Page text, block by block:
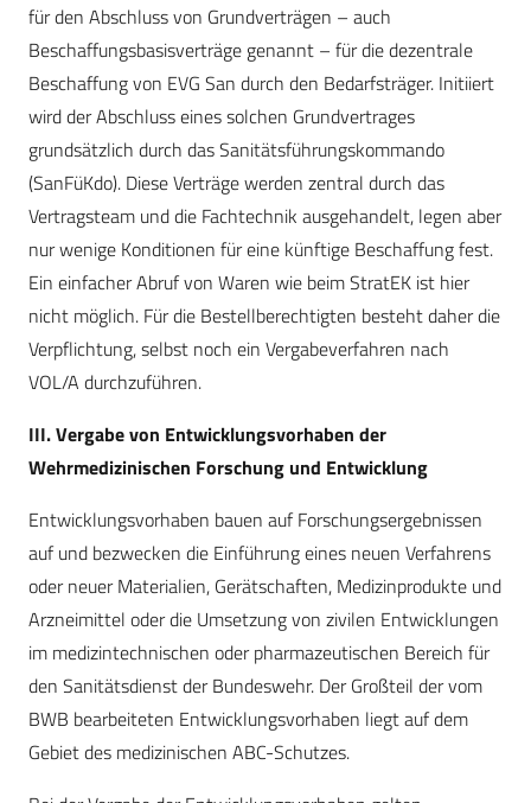
für den Abschluss von Grundverträgen – auch
Beschaffungsbasisverträge genannt – für die dezentrale
Beschaffung von EVG San durch den Bedarfsträger. Initiiert
wird der Abschluss eines solchen Grundvertrages
grundsätzlich durch das Sanitätsführungskommando
(SanFüKdo). Diese Verträge werden zentral durch das
Vertragsteam und die Fachtechnik ausgehandelt, legen aber
nur wenige Konditionen für eine künftige Beschaffung fest.
Ein einfacher Abruf von Waren wie beim StratEK ist hier
nicht möglich. Für die Bestellberechtigten besteht daher die
Verpflichtung, selbst noch ein Vergabeverfahren nach
VOL/A durchzuführen.
III. Vergabe von Entwicklungsvorhaben der
Wehrmedizinischen Forschung und Entwicklung
Entwicklungsvorhaben bauen auf Forschungsergebnissen
auf und bezwecken die Einführung eines neuen Verfahrens
oder neuer Materialien, Gerätschaften, Medizinprodukte und
Arzneimittel oder die Umsetzung von zivilen Entwicklungen
im medizintechnischen oder pharmazeutischen Bereich für
den Sanitätsdienst der Bundeswehr. Der Großteil der vom
BWB bearbeiteten Entwicklungsvorhaben liegt auf dem
Gebiet des medizinischen ABC-Schutzes.